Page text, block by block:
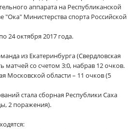
аппарата на Республиканской
"Ока" Министерства спорта Российской
24 октября 2017 года.
из Екатеринбурга (Свердловская
матчей со счетом 3:0, набрав 12 очков.
Московской области – 11 очков (5
стала сборная Республики Саха
2 поражения).